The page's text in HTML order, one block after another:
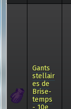
Gants
stellair
es de
Brise-
temps
- 10e